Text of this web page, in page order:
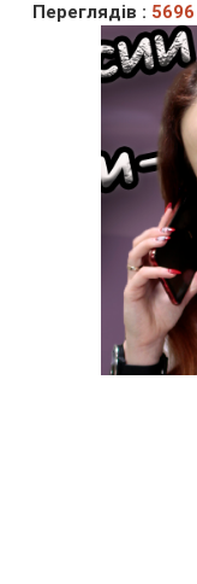
Переглядів : 5696